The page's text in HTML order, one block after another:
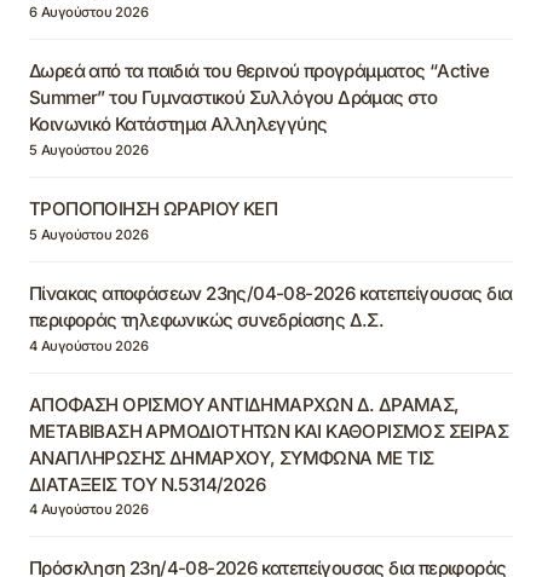
6 Αυγούστου 2026
Δωρεά από τα παιδιά του θερινού προγράμματος “Active
Summer” του Γυμναστικού Συλλόγου Δράμας στο
Κοινωνικό Κατάστημα Αλληλεγγύης
5 Αυγούστου 2026
ΤΡΟΠΟΠΟΙΗΣΗ ΩΡΑΡΙΟΥ ΚΕΠ
5 Αυγούστου 2026
Πίνακας αποφάσεων 23ης/04-08-2026 κατεπείγουσας δια
περιφοράς τηλεφωνικώς συνεδρίασης Δ.Σ.
4 Αυγούστου 2026
ΑΠΟΦΑΣΗ ΟΡΙΣΜΟΥ ΑΝΤΙΔΗΜΑΡΧΩΝ Δ. ΔΡΑΜΑΣ,
ΜΕΤΑΒΙΒΑΣΗ ΑΡΜΟΔΙΟΤΗΤΩΝ ΚΑΙ ΚΑΘΟΡΙΣΜΟΣ ΣΕΙΡΑΣ
ΑΝΑΠΛΗΡΩΣΗΣ ΔΗΜΑΡΧΟΥ, ΣΥΜΦΩΝΑ ΜΕ ΤΙΣ
ΔΙΑΤΑΞΕΙΣ ΤΟΥ Ν.5314/2026
4 Αυγούστου 2026
Πρόσκληση 23η/4-08-2026 κατεπείγουσας δια περιφοράς